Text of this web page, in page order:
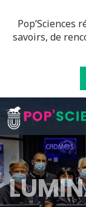
Pop’Sciences
savoirs, de